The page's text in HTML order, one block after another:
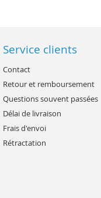
Service clients
Contact
Retour et remboursement
Questions souvent passées
Délai de livraison
Frais d'envoi
Rétractation